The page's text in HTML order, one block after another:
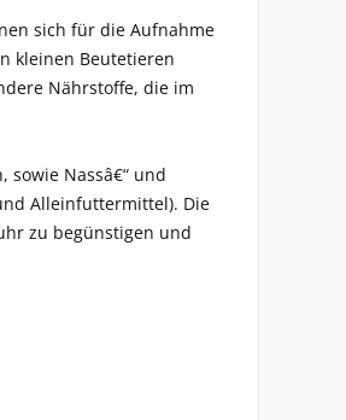
sich für die Aufnahme
kleinen Beutetieren
Nährstoffe, die im
Nassâ€“ und
Alleinfuttermittel). Die
zu begünstigen und